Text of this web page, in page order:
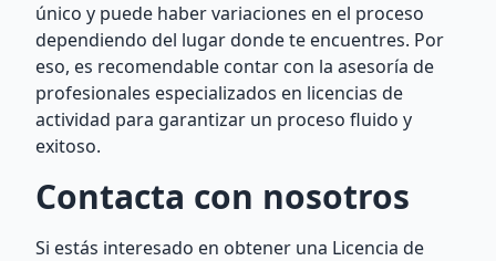
único y puede haber variaciones en el proceso
dependiendo del lugar donde te encuentres. Por
eso, es recomendable contar con la asesoría de
profesionales especializados en licencias de
actividad para garantizar un proceso fluido y
exitoso.
Contacta con nosotros
Si estás interesado en obtener una Licencia de